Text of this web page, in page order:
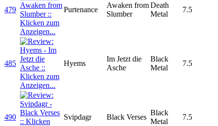
479 Purtenance
Awaken from
Slumber
Death
Metal
7.5
485 Hyems
Im Jetzt die
Asche
Black
Metal
7.5
490 Svipdagr Black Verses
Black
Metal
7.5